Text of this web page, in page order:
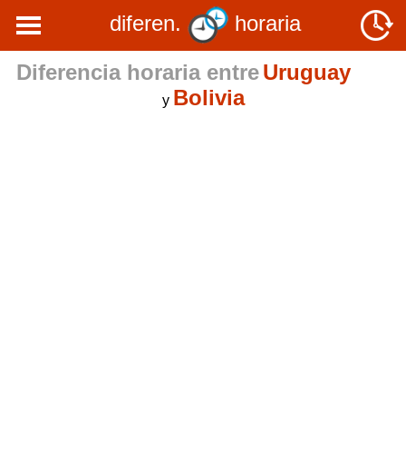
diferen.
horaria
Diferencia horaria entre Uruguay
y Bolivia